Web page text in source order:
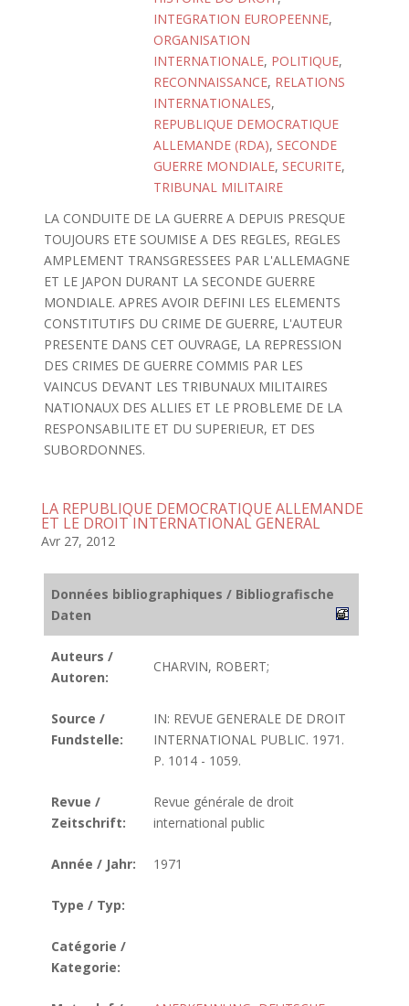
INTEGRATION EUROPEENNE,
ORGANISATION
INTERNATIONALE, POLITIQUE,
RECONNAISSANCE, RELATIONS
INTERNATIONALES,
REPUBLIQUE DEMOCRATIQUE
ALLEMANDE (RDA), SECONDE
GUERRE MONDIALE, SECURITE,
TRIBUNAL MILITAIRE
LA CONDUITE DE LA GUERRE A DEPUIS PRESQUE
TOUJOURS ETE SOUMISE A DES REGLES, REGLES
AMPLEMENT TRANSGRESSEES PAR L'ALLEMAGNE
ET LE JAPON DURANT LA SECONDE GUERRE
MONDIALE. APRES AVOIR DEFINI LES ELEMENTS
CONSTITUTIFS DU CRIME DE GUERRE, L'AUTEUR
PRESENTE DANS CET OUVRAGE, LA REPRESSION
DES CRIMES DE GUERRE COMMIS PAR LES
VAINCUS DEVANT LES TRIBUNAUX MILITAIRES
NATIONAUX DES ALLIES ET LE PROBLEME DE LA
RESPONSABILITE ET DU SUPERIEUR, ET DES
SUBORDONNES.
LA REPUBLIQUE DEMOCRATIQUE ALLEMANDE
ET LE DROIT INTERNATIONAL GENERAL
Avr 27, 2012
Données bibliographiques / Bibliografische
Daten
Auteurs /
Autoren:
CHARVIN, ROBERT;
Source /
Fundstelle:
IN: REVUE GENERALE DE DROIT
INTERNATIONAL PUBLIC. 1971.
P. 1014 - 1059.
Revue /
Zeitschrift:
Revue générale de droit
international public
Année / Jahr: 1971
Type / Typ:
Catégorie /
Kategorie: